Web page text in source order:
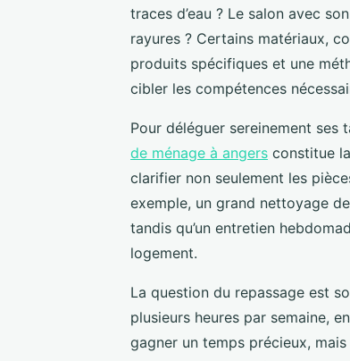
traces d’eau ? Le salon avec
rayures ? Certains matériaux,
produits spécifiques et une
cibler les compétences
Pour déléguer sereinement ses
de ménage à angers constitue
clarifier non seulement les
exemple, un grand nettoyage
tandis qu’un entretien
logement.
La question du repassage est
plusieurs heures par semaine,
gagner un temps précieux,